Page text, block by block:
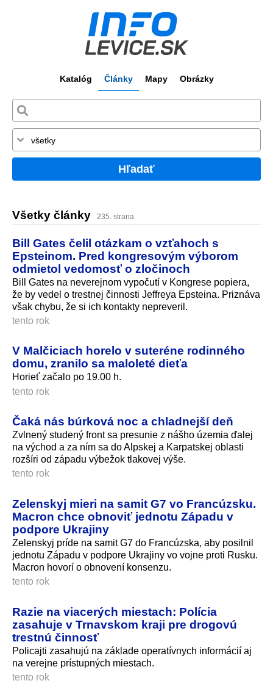
Katalóg Články Mapy Obrázky
Hľadať
Všetky články 235. strana
Bill Gates čelil otázkam o vzťahoch s
Epsteinom. Pred kongresovým výborom
odmietol vedomosť o zločinoch
Bill Gates na neverejnom vypočutí v Kongrese popiera,
že by vedel o trestnej činnosti Jeffreya Epsteina. Priznáva
však chybu, že si ich kontakty nepreveril.
tento rok
V Malčiciach horelo v suteréne rodinného
domu, zranilo sa maloleté dieťa
Horieť začalo po 19.00 h.
tento rok
Čaká nás búrková noc a chladnejší deň
Zvlnený studený front sa presunie z nášho územia ďalej
na východ a za ním sa do Alpskej a Karpatskej oblasti
rozšíri od západu výbežok tlakovej výše.
tento rok
Zelenskyj mieri na samit G7 vo Francúzsku.
Macron chce obnoviť jednotu Západu v
podpore Ukrajiny
Zelenskyj príde na samit G7 do Francúzska, aby posilnil
jednotu Západu v podpore Ukrajiny vo vojne proti Rusku.
Macron hovorí o obnovení konsenzu.
tento rok
Razie na viacerých miestach: Polícia
zasahuje v Trnavskom kraji pre drogovú
trestnú činnosť
Policajti zasahujú na základe operatívnych informácií aj
na verejne prístupných miestach.
tento rok